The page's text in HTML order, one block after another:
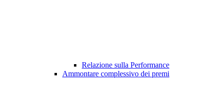
Relazione sulla Performance
Ammontare complessivo dei premi